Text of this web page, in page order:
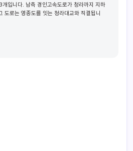
입니다. 남측 경인고속도로가 청라까지 지하
도로는 영종도를 잇는 청라대교와 직결됩니